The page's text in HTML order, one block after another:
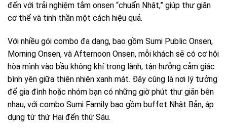
đến với trải nghiệm tắm onsen “chuẩn Nhật,” giúp thư giãn
cơ thể và tinh thần một cách hiệu quả.
Với nhiều gói combo đa dạng, bao gồm Sumi Public Onsen,
Morning Onsen, và Afternoon Onsen, mỗi khách sẽ có cơ hội
hòa mình vào bầu không khí trong lành, tận hưởng cảm giác
bình yên giữa thiên nhiên xanh mát. Đây cũng là nơi lý tưởng
để gia đình hoặc nhóm bạn có những giờ phút thư giãn bên
nhau, với combo Sumi Family bao gồm buffet Nhật Bản, áp
dụng từ thứ Hai đến thứ Sáu.